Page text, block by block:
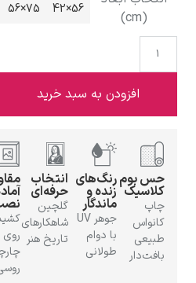
ادوارد هاپر
100×75
به سبد خرید
رنگ‌های
زنده و
ماندگار
جوهر UV
با دوام
طولانی
انتخاب
حرفه‌ای
گلچین
شاهکارهای
تاریخ هنر
مقاوم و
آمادهٔ
نصب
کشیده‌شده
روی
چارچوب
سه شیوهٔ
ساخت
رول، بوم،
بوم با قاب